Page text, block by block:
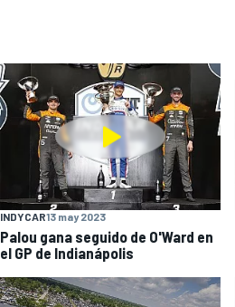
INDYCAR13 may 2023
Palou gana seguido de O'Ward en
el GP de Indianápolis